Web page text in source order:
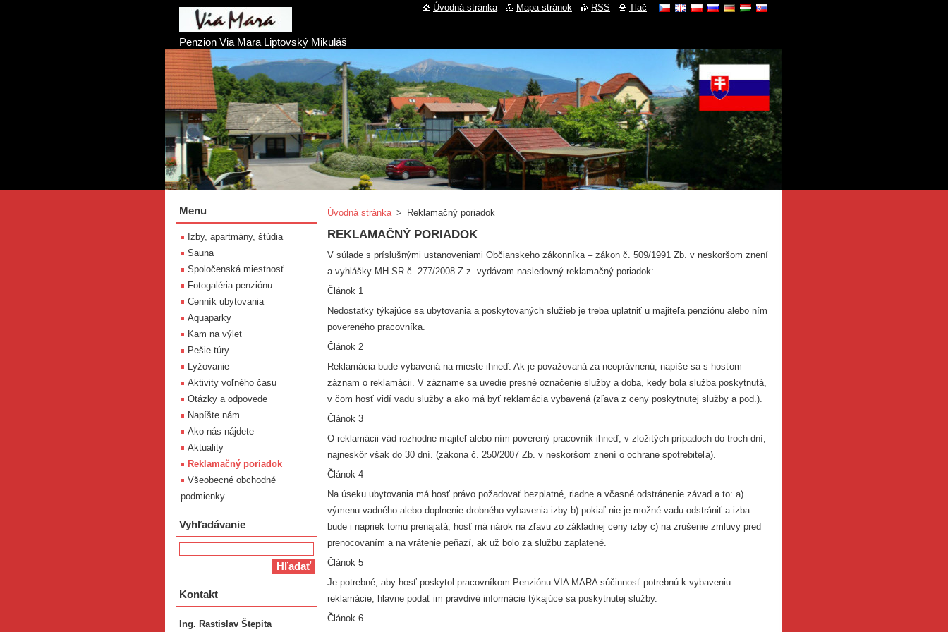
Penzion Via Mara Liptovský Mikuláš
Úvodná stránka > Reklamačný poriadok
REKLAMAČNÝ PORIADOK
V súlade s príslušnými ustanoveniami Občianskeho zákonníka – zákon č. 509/1991 Zb. v neskoršom znení
a vyhlášky MH SR č. 277/2008 Z.z. vydávam nasledovný reklamačný poriadok:
Článok 1
Nedostatky týkajúce sa ubytovania a poskytovaných služieb je treba uplatniť u majiteľa penziónu alebo ním
povereného pracovníka.
Článok 2
Reklamácia bude vybavená na mieste ihneď. Ak je považovaná za neoprávnenú, napíše sa s hosťom
záznam o reklamácii. V zázname sa uvedie presné označenie služby a doba, kedy bola služba poskytnutá,
v čom hosť vidí vadu služby a ako má byť reklamácia vybavená (zľava z ceny poskytnutej služby a pod.).
Článok 3
O reklamácii vád rozhodne majiteľ alebo ním poverený pracovník ihneď, v zložitých prípadoch do troch dní,
najneskôr však do 30 dní. (zákona č. 250/2007 Zb. v neskoršom znení o ochrane spotrebiteľa).
Článok 4
Na úseku ubytovania má hosť právo požadovať bezplatné, riadne a včasné odstránenie závad a to: a)
výmenu vadného alebo doplnenie drobného vybavenia izby b) pokiaľ nie je možné vadu odstrániť a izba
bude i napriek tomu prenajatá, hosť má nárok na zľavu zo základnej ceny izby c) na zrušenie zmluvy pred
prenocovaním a na vrátenie peňazí, ak už bolo za službu zaplatené.
Článok 5
Je potrebné, aby hosť poskytol pracovníkom Penziónu VIA MARA súčinnosť potrebnú k vybaveniu
reklamácie, hlavne podať im pravdivé informácie týkajúce sa poskytnutej služby.
Článok 6
Menu
Izby, apartmány, štúdia
Sauna
Spoločenská miestnosť
Fotogaléria penziónu
Cenník ubytovania
Aquaparky
Kam na výlet
Pešie túry
Lyžovanie
Aktivity voľného času
Otázky a odpovede
Napíšte nám
Ako nás nájdete
Aktuality
Reklamačný poriadok
Všeobecné obchodné
podmienky
Vyhľadávanie
Kontakt
Ing. Rastislav Štepita
Úvodná stránka Mapa stránok RSS Tlač